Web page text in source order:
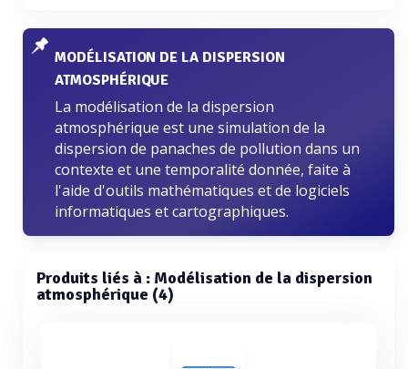
MODÉLISATION DE LA DISPERSION
ATMOSPHÉRIQUE
La modélisation de la dispersion
atmosphérique est une simulation de la
dispersion de panaches de pollution dans un
contexte et une temporalité donnée, faite à
l'aide d'outils mathématiques et de logiciels
informatiques et cartographiques.
Produits liés à : Modélisation de la dispersion
atmosphérique (4)